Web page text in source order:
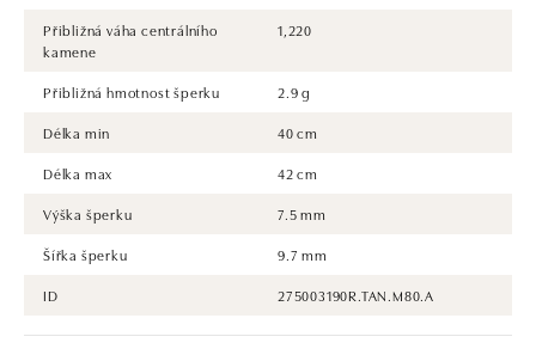
Přibližná váha centrálního
kamene
1,220
Přibližná hmotnost šperku
2.9 g
Délka min
40 cm
Délka max
42 cm
Výška šperku
7.5 mm
Šířka šperku
9.7 mm
ID
275003190R.TAN.M80.A